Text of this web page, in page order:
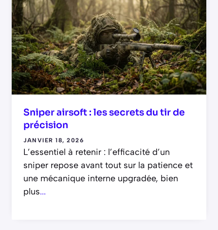
Sniper airsoft : les secrets du tir de
précision
JANVIER 18, 2026
L’essentiel à retenir : l’efficacité d’un
sniper repose avant tout sur la patience et
une mécanique interne upgradée, bien
plus...